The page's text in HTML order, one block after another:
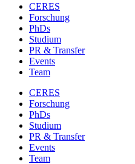
CERES
Forschung
PhDs
Studium
PR & Transfer
Events
Team
CERES
Forschung
PhDs
Studium
PR & Transfer
Events
Team